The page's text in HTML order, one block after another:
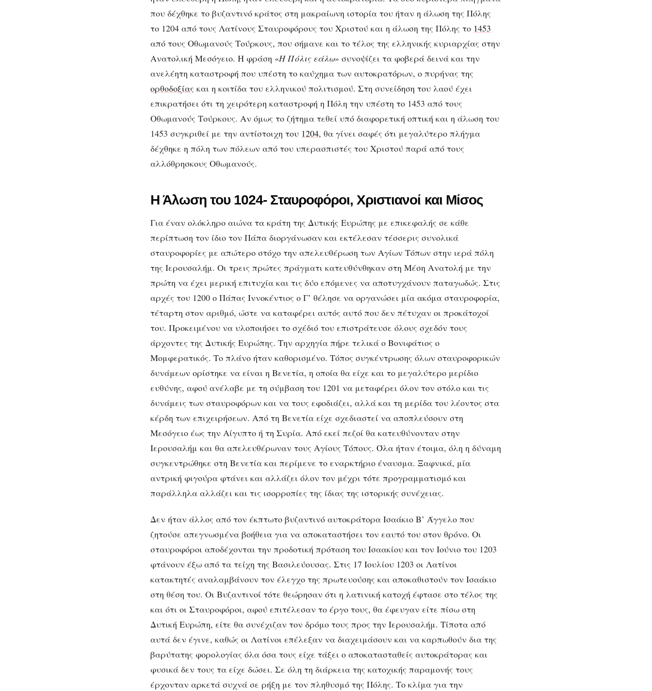
Η Πόλις εάλω: Η
σύγκριση δύο
καταστροφών
που δέχθηκε το βυζαντινό κράτος στη μακραίωνη ιστορία του ήταν η άλωση της Πόλης
το 1204 από τους Λατίνους Σταυροφόρους του Χριστού και η άλωση της Πόλης το 1453
από τους Οθωμανούς Τούρκους, που σήμανε και το τέλος της ελληνικής κυριαρχίας στην
Ανατολική Μεσόγειο. Η φράση «Η Πόλις εάλω» συνοψίζει τα φοβερά δεινά και την
ανελέητη καταστροφή που υπέστη το καύχημα των αυτοκρατόρων, ο πυρήνας της
ορθοδοξίας και η κοιτίδα του ελληνικού πολιτισμού. Στη συνείδηση του λαού έχει
επικρατήσει ότι τη χειρότερη καταστροφή η Πόλη την υπέστη το 1453 από τους
Οθωμανούς Τούρκους. Αν όμως το ζήτημα τεθεί υπό διαφορετική οπτική και η άλωση του
1453 συγκριθεί με την αντίστοιχη του 1204, θα γίνει σαφές ότι μεγαλύτερο πλήγμα
δέχθηκε η πόλη των πόλεων από του υπερασπιστές του Χριστού παρά από τους
αλλόθρησκους Οθωμανούς.
Η Άλωση του 1024- Σταυροφόροι, Χριστιανοί και Μίσος
Για έναν ολόκληρο αιώνα τα κράτη της Δυτικής Ευρώπης με επικεφαλής σε κάθε
περίπτωση τον ίδιο τον Πάπα διοργάνωσαν και εκτέλεσαν τέσσερις συνολικά
σταυροφορίες με απώτερο στόχο την απελευθέρωση των Αγίων Τόπων στην ιερά πόλη
της Ιερουσαλήμ. Οι τρεις πρώτες πράγματι κατευθύνθηκαν στη Μέση Ανατολή με την
πρώτη να έχει μερική επιτυχία και τις δύο επόμενες να αποτυγχάνουν παταγωδώς. Στις
αρχές του 1200 ο Πάπας Ιννοκέντιος ο Γ’ θέλησε να οργανώσει μία ακόμα σταυροφορία,
τέταρτη στον αριθμό, ώστε να καταφέρει αυτός αυτό που δεν πέτυχαν οι προκάτοχοί
του. Προκειμένου να υλοποιήσει το σχέδιό του επιστράτευσε όλους σχεδόν τους
άρχοντες της Δυτικής Ευρώπης. Την αρχηγία πήρε τελικά ο Βονιφάτιος ο
Μομφερατικός. Το πλάνο ήταν καθορισμένο. Τόπος συγκέντρωσης όλων σταυροφορικών
δυνάμεων ορίστηκε να είναι η Βενετία, η οποία θα είχε και το μεγαλύτερο μερίδιο
ευθύνης, αφού ανέλαβε με τη σύμβαση του 1201 να μεταφέρει όλον τον στόλο και τις
δυνάμεις των σταυροφόρων και να τους εφοδιάζει, αλλά και τη μερίδα του λέοντος στα
κέρδη των επιχειρήσεων. Από τη Βενετία είχε σχεδιαστεί να αποπλεύσουν στη
Μεσόγειο έως την Αίγυπτο ή τη Συρία. Από εκεί πεζοί θα κατευθύνονταν στην
Ιερουσαλήμ και θα απελευθέρωναν τους Αγίους Τόπους. Όλα ήταν έτοιμα, όλη η δύναμη
συγκεντρώθηκε στη Βενετία και περίμενε το εναρκτήριο έναυσμα. Ξαφνικά, μία
αντρική φιγούρα φτάνει και αλλάζει όλον τον μέχρι τότε προγραμματισμό και
παράλληλα αλλάζει και τις ισορροπίες της ίδιας της ιστορικής συνέχειας.
Δεν ήταν άλλος από τον έκπτωτο βυζαντινό αυτοκράτορα Ισαάκιο Β’ Άγγελο που
ζητούσε απεγνωσμένα βοήθεια για να αποκαταστήσει τον εαυτό του στον θρόνο. Οι
σταυροφόροι αποδέχονται την προδοτική πρόταση του Ισαακίου και τον Ιούνιο του 1203
φτάνουν έξω από τα τείχη της Βασιλεύουσας. Στις 17 Ιουλίου 1203 οι Λατίνοι
κατακτητές αναλαμβάνουν τον έλεγχο της πρωτευούσης και αποκαθιστούν τον Ισαάκιο
στη θέση του. Οι Βυζαντινοί τότε θεώρησαν ότι η λατινική κατοχή έφτασε στο τέλος της
και ότι οι Σταυροφόροι, αφού επιτέλεσαν το έργο τους, θα έφευγαν είτε πίσω στη
Δυτική Ευρώπη, είτε θα συνέχιζαν τον δρόμο τους προς την Ιερουσαλήμ. Τίποτα από
αυτά δεν έγινε, καθώς οι Λατίνοι επέλεξαν να διαχειμάσουν και να καρπωθούν δια της
βαρύτατης φορολογίας όλα όσα τους είχε τάξει ο αποκατασταθείς αυτοκράτορας και
φυσικά δεν τους τα είχε δώσει. Σε όλη τη διάρκεια της κατοχικής παραμονής τους
έρχονταν αρκετά συχνά σε ρήξη με τον πληθυσμό της Πόλης. Το κλίμα για την